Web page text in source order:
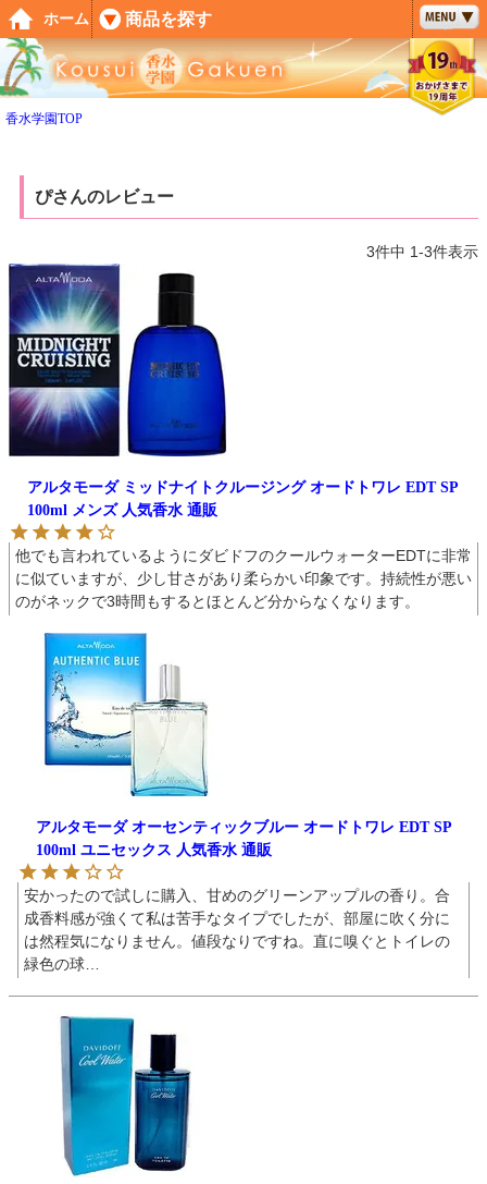
香水学園TOP
ぴさんのレビュー
3件中 1-3件表示
アルタモーダ ミッドナイトクルージング オードトワレ EDT SP
100ml メンズ 人気香水 通販
他でも言われているようにダビドフのクールウォーターEDTに非常
に似ていますが、少し甘さがあり柔らかい印象です。持続性が悪い
のがネックで3時間もするとほとんど分からなくなります。
アルタモーダ オーセンティックブルー オードトワレ EDT SP
100ml ユニセックス 人気香水 通販
安かったので試しに購入、甘めのグリーンアップルの香り。合
成香料感が強くて私は苦手なタイプでしたが、部屋に吹く分に
は然程気になりません。値段なりですね。直に嗅ぐとトイレの
緑色の球…
ペー
ジト
ップ
へ
ホーム 商品を探す